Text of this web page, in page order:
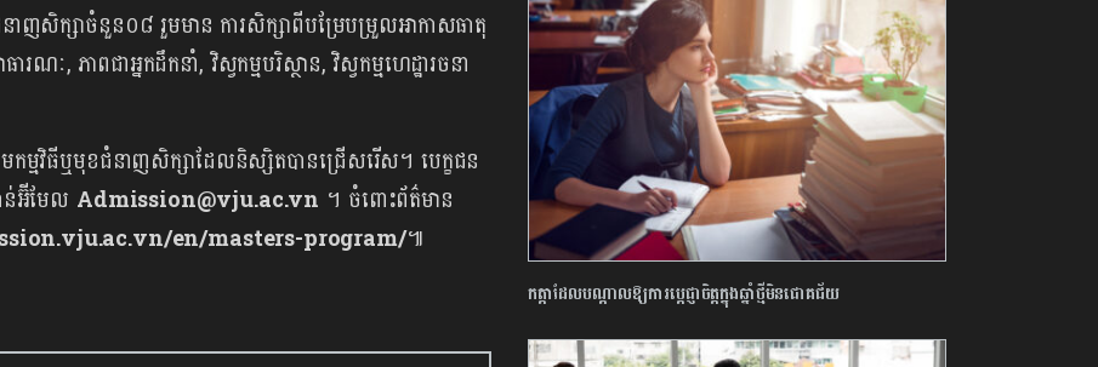
ញសិក្សាចំនួន០៨ រួមមាន ការសិក្សាពីបម្រែបម្រួលអាកាសធាតុ
ៈ, ភាពជាអ្នកដឹកនាំ, វិស្វកម្មបរិស្ថាន, វិស្វកម្មហេដ្ឋារចនា
កម្មវិធីឬមុខជំនាញសិក្សាដែលនិស្សិតបានជ្រើសរើស។ បេក្ខជន
ន់អ៊ីមែល Admission@vju.ac.vn ។ ចំពោះព័ត៌មាន
en/masters-program/៕
កត្តាដែលបណ្តាលឱ្យការប្តេជ្ញាចិត្តក្នុងឆ្នាំថ្មីមិនជោគជ័យ